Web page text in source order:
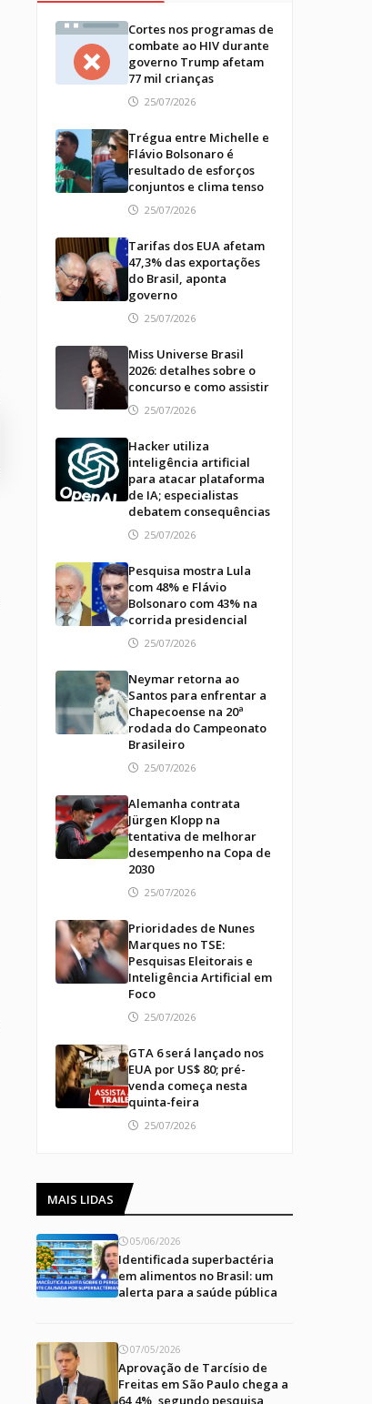
Cortes nos programas de
combate ao HIV durante
governo Trump afetam
77 mil crianças
25/07/2026
Trégua entre Michelle e
Flávio Bolsonaro é
resultado de esforços
conjuntos e clima tenso
25/07/2026
Tarifas dos EUA afetam
47,3% das exportações
do Brasil, aponta
governo
25/07/2026
Miss Universe Brasil
2026: detalhes sobre o
concurso e como assistir
25/07/2026
Hacker utiliza
inteligência artificial
para atacar plataforma
de IA; especialistas
debatem consequências
25/07/2026
Pesquisa mostra Lula
com 48% e Flávio
Bolsonaro com 43% na
corrida presidencial
25/07/2026
Neymar retorna ao
Santos para enfrentar a
Chapecoense na 20ª
rodada do Campeonato
Brasileiro
25/07/2026
Alemanha contrata
Jürgen Klopp na
tentativa de melhorar
desempenho na Copa de
2030
25/07/2026
Prioridades de Nunes
Marques no TSE:
Pesquisas Eleitorais e
Inteligência Artificial em
Foco
25/07/2026
GTA 6 será lançado nos
EUA por US$ 80; pré-
venda começa nesta
quinta-feira
25/07/2026
MAIS LIDAS
05/06/2026
Identificada superbactéria
em alimentos no Brasil: um
alerta para a saúde pública
07/05/2026
Aprovação de Tarcísio de
Freitas em São Paulo chega a
64,4%, segundo pesquisa